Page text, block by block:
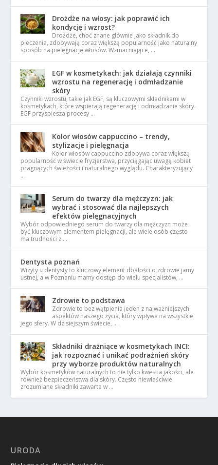
Drożdże na włosy: jak poprawić ich
kondycję i wzrost?
Drożdże, choć znane głównie jako składnik do
pieczenia, zdobywają coraz większą popularność jako naturalny
sposób na pielęgnację włosów. Wzmacniające, …
EGF w kosmetykach: jak działają czynniki
wzrostu na regenerację i odmładzanie
skóry
Czynniki wzrostu, takie jak EGF, są kluczowymi składnikami w
kosmetykach, które wspierają regenerację i odmładzanie skóry.
EGF przyspiesza procesy …
Kolor włosów cappuccino – trendy,
stylizacje i pielęgnacja
Kolor włosów cappuccino zdobywa coraz większą
popularność w świecie fryzjerstwa, przyciągając uwagę kobiet
pragnących świeżości i naturalnego wyglądu. Charakteryzujący
…
Serum do twarzy dla mężczyzn: jak
wybrać i stosować dla najlepszych
efektów pielęgnacyjnych
Wybór odpowiedniego serum do twarzy dla mężczyzn może
być kluczowym elementem pielęgnacji, ale wiele osób często
ma trudności z …
Dentysta poznań
Wizyty u dentysty to kluczowy element dbałości o zdrowie jamy
ustnej, a w Poznaniu mamy dostęp do wielu specjalistów, …
Zdrowie to podstawa
Zdrowie to bez wątpienia jeden z najważniejszych
aspektów naszego życia, który wpływa na wszystkie
jego sfery. W dzisiejszym świecie, …
Składniki drażniące w kosmetykach INCI:
jak rozpoznać i unikać podrażnień skóry
przy wyborze produktów naturalnych
Wybór kosmetyków naturalnych to nie tylko kwestia jakości, ale
również bezpieczeństwa dla skóry. Często niewłaściwie
zrozumiane składniki zawarte w …
URODA